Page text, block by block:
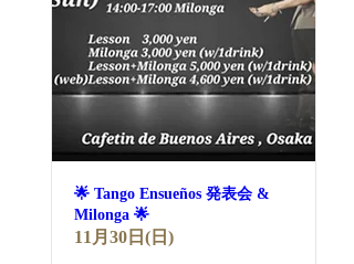
🌟 Tango Ensueños 発表会 &
Milonga 🌟
11月30日(日)